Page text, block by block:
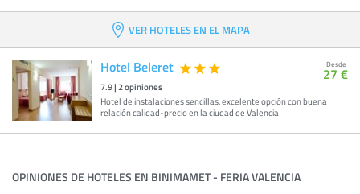
VER HOTELES EN EL MAPA
Hotel Beleret
7.9|2opiniones
Hotel de instalaciones sencillas, excelente opción con buena
relación calidad-precio en la ciudad de Valencia
Desde
27 €
OPINIONES DE HOTELES EN BINIMAMET - FERIA VALENCIA